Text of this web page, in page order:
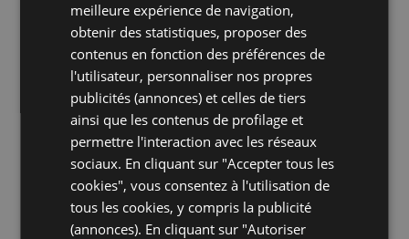
sélectionnés qui fournissent des services au
prestataire. Vos données personnelles peuvent
être partagées avec des tiers afin de contrôler
et d'analyser l'activité du site web, d'héberger
du contenu sur le site web, de fournir des
services techniques et organisationnels
fonctionnels aux fins susmentionnées, de
maintenir la base de données des clients, de
fournir une assistance marketing et de gérer
FRENCH
meilleure expérience de navigation,
obtenir des statistiques, proposer des
contenus en fonction des préférences de
l'utilisateur, personnaliser nos propres
publicités (annonces) et celles de tiers
ainsi que les contenus de profilage et
permettre l'interaction avec les réseaux
sociaux. En cliquant sur "Accepter tous les
cookies", vous consentez à l'utilisation de
tous les cookies, y compris la publicité
(annonces). En cliquant sur "Autoriser